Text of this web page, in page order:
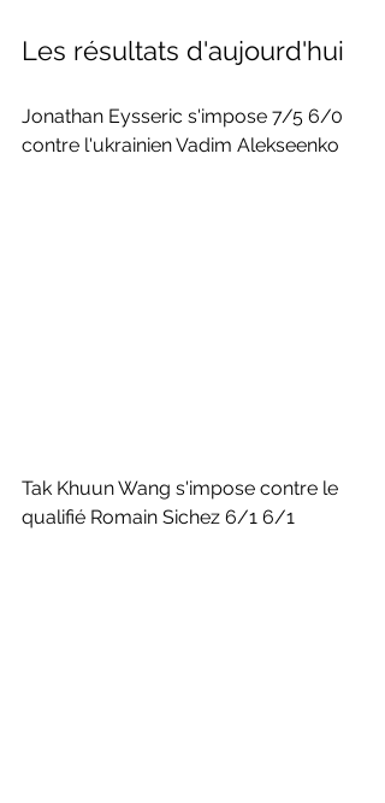
Les résultats d'aujourd'hui
Jonathan Eysseric s'impose 7/5 6/0
contre l'ukrainien Vadim Alekseenko
Tak Khuun Wang s'impose contre le
qualifié Romain Sichez 6/1 6/1